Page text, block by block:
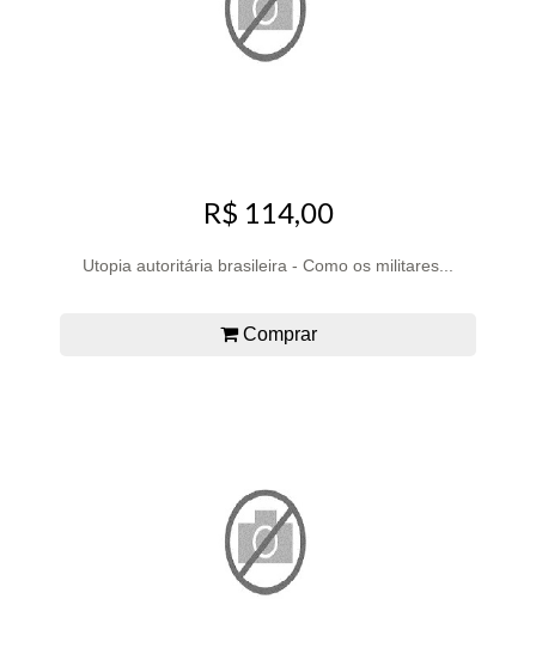
R$ 114,00
Utopia autoritária brasileira - Como os militares...
Comprar